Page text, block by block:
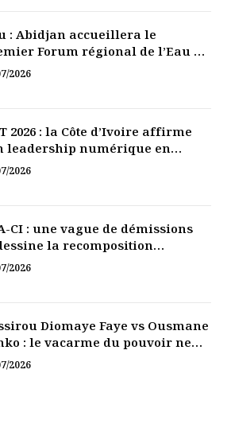
: Abidjan accueillera le
Forum régional de l’Eau de
de l’Ouest
2026
2026 : la Côte d’Ivoire affirme
leadership numérique en
2026
CI : une vague de démissions
la recomposition
2026
Diomaye Faye vs Ousmane
: le vacarme du pouvoir ne
pas faire oublier les liens de la
2026